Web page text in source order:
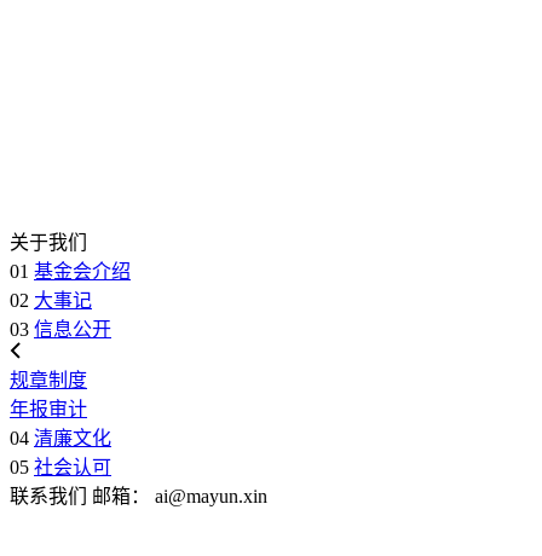
关于我们
01 基金会介绍
02 大事记
03 信息公开
规章制度
年报审计
04 清廉文化
05 社会认可
联系我们
邮箱： ai@mayun.xin